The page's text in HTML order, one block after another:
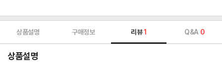
상품설명 구매정보 리뷰1 Q&A 0
상품설명